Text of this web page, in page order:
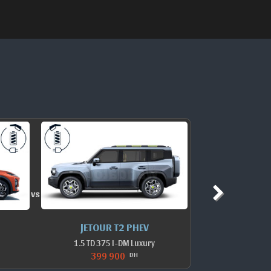
vs
JETOUR T2 PHEV
1.5 TD 375 I-DM Luxury
399 900 DH